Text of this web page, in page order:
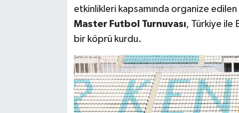
etkinlikleri kapsamında organize edilen
Master Futbol Turnuvası, Türkiye ile
bir köprü kurdu.